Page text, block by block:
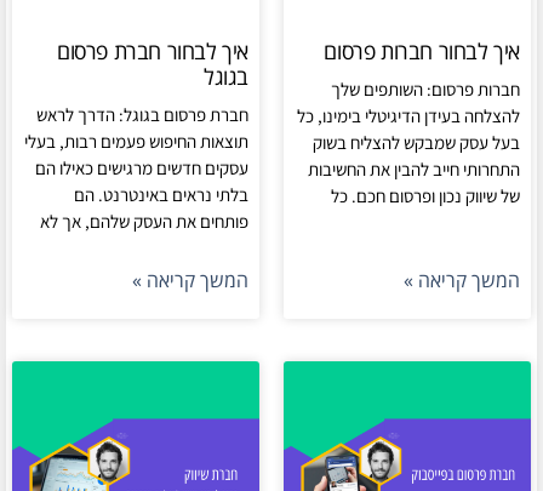
איך לבחור חברות פרסום
חברות פרסום: השותפים שלך
להצלחה בעידן הדיגיטלי בימינו, כל
בעל עסק שמבקש להצליח בשוק
התחרותי חייב להבין את החשיבות
של שיווק נכון ופרסום חכם. כל
המשך קריאה »
איך לבחור חברת פרסום
בגוגל
חברת פרסום בגוגל: הדרך לראש
תוצאות החיפוש פעמים רבות, בעלי
עסקים חדשים מרגישים כאילו הם
בלתי נראים באינטרנט. הם
פותחים את העסק שלהם, אך לא
המשך קריאה »